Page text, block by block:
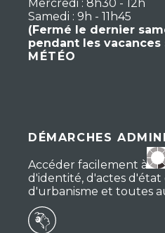
Mercredi : 8h30 - 12h
Samedi : 9h - 11h45
(Fermé le dernier
pendant les vacances
MÉTÉO
DÉMARCHES
Accéder facilement à
d'identité, d'actes d'état
d'urbanisme et toutes